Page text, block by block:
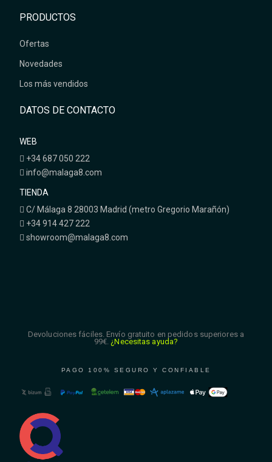
PRODUCTOS
Ofertas
Novedades
Los más vendidos
DATOS DE CONTACTO
WEB
+34 687 050 222
info@malaga8.com
TIENDA
C/ Málaga 8 28003 Madrid (metro Gregorio Marañón)
+34 914 427 222
showroom@malaga8.com
Devoluciones fáciles. Envío gratuito en pedidos superiores a
99€. ¿Necesitas ayuda?
PAGO 100% SEGURO Y CONFIABLE